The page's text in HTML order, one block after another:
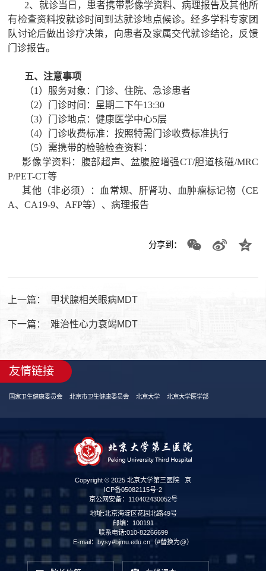
2、就诊当日，患者携带影像学资料、病理报告及其他所
有检查资料按就诊时间到达就诊地点候诊。经多学科专家团
队讨论后做出诊疗决策，向患者及家属交代就诊结论，反馈
门诊报告。
五、注意事项
（1）服务对象：门诊、住院、急诊患者
（2）门诊时间：星期二下午13:30
（3）门诊地点：健康医学中心5层
（4）门诊收费标准：按照特需门诊收费标准执行
（5）需携带的检验检查资料：
影像学资料：腹部超声、盆腹腔增强CT/胆道核磁/MRC
P/PET-CT等
其他（非必须）：血常规、肝肾功、血肿瘤标记物（CE
A、CA19-9、AFP等）、病理报告
分享到：
上一篇： 甲状腺相关眼病MDT
下一篇： 难治性心力衰竭MDT
友情链接
国家卫生健康委员会 北京市卫生健康委员会 北京大学 北京大学医学部
Copyright © 2025 北京大学第三医院 京
ICP备05082115号-2
京公网安备：110402430052号
地址:北京海淀区花园北路49号
邮编：100191
联系电话:010-82266699
E-mail：bysy#bjmu.edu.cn（#替换为@）